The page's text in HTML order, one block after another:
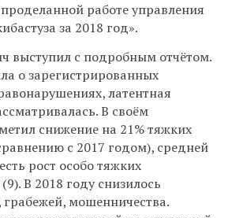
работе управления
за 2018 год».
выступил с подробным отчётом.
о зарегистрированных
латентная
В своём
снижение на 21% тяжких
с 2017 годом), средней
рост особо тяжких
В 2018 году снизилось
грабежей, мошенничества.